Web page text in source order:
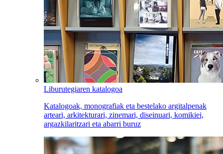
Liburutegiaren katalogoa
Katalogoak, monografiak eta bestelako argitalpenak
arteari, arkitekturari, zinemari, diseinuari, komikiei,
argazkilaritzari eta abarri buruz